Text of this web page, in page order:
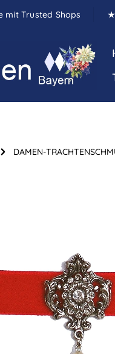
springen
mit Trusted Shops ★
DAMEN-